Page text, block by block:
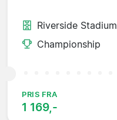
Riverside Stadium
Championship
PRIS FRA
1 169,-